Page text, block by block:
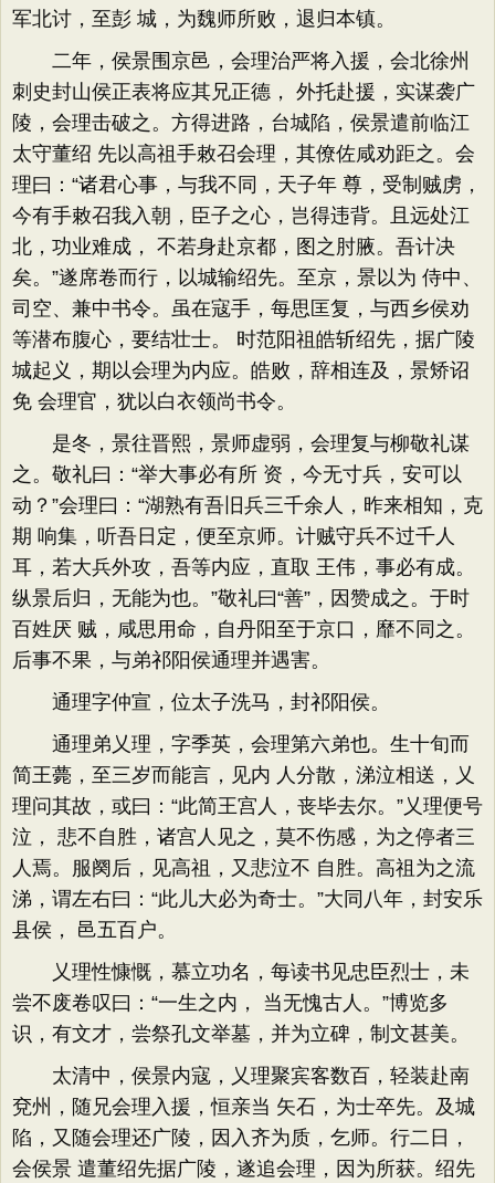
军北讨，至彭 城，为魏师所败，退归本镇。
二年，侯景围京邑，会理治严将入援，会北徐州
刺史封山侯正表将应其兄正德， 外托赴援，实谋袭广
陵，会理击破之。方得进路，台城陷，侯景遣前临江
太守董绍 先以高祖手敕召会理，其僚佐咸劝距之。会
理曰：“诸君心事，与我不同，天子年 尊，受制贼虏，
今有手敕召我入朝，臣子之心，岂得违背。且远处江
北，功业难成， 不若身赴京都，图之肘腋。吾计决
矣。”遂席卷而行，以城输绍先。至京，景以为 侍中、
司空、兼中书令。虽在寇手，每思匡复，与西乡侯劝
等潜布腹心，要结壮士。 时范阳祖皓斩绍先，据广陵
城起义，期以会理为内应。皓败，辞相连及，景矫诏
免 会理官，犹以白衣领尚书令。
是冬，景往晋熙，景师虚弱，会理复与柳敬礼谋
之。敬礼曰：“举大事必有所 资，今无寸兵，安可以
动？”会理曰：“湖熟有吾旧兵三千余人，昨来相知，克
期 响集，听吾日定，便至京师。计贼守兵不过千人
耳，若大兵外攻，吾等内应，直取 王伟，事必有成。
纵景后归，无能为也。”敬礼曰“善”，因赞成之。于时
百姓厌 贼，咸思用命，自丹阳至于京口，靡不同之。
后事不果，与弟祁阳侯通理并遇害。
通理字仲宣，位太子洗马，封祁阳侯。
通理弟乂理，字季英，会理第六弟也。生十旬而
简王薨，至三岁而能言，见内 人分散，涕泣相送，乂
理问其故，或曰：“此简王宫人，丧毕去尔。”乂理便号
泣， 悲不自胜，诸宫人见之，莫不伤感，为之停者三
人焉。服阕后，见高祖，又悲泣不 自胜。高祖为之流
涕，谓左右曰：“此儿大必为奇士。”大同八年，封安乐
县侯， 邑五百户。
乂理性慷慨，慕立功名，每读书见忠臣烈士，未
尝不废卷叹曰：“一生之内， 当无愧古人。”博览多
识，有文才，尝祭孔文举墓，并为立碑，制文甚美。
太清中，侯景内寇，乂理聚宾客数百，轻装赴南
兗州，随兄会理入援，恒亲当 矢石，为士卒先。及城
陷，又随会理还广陵，因入齐为质，乞师。行二日，
会侯景 遣董绍先据广陵，遂追会理，因为所获。绍先